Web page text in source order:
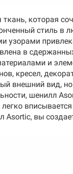
которая
стиль в
узорами
в
и
кресел,
внешний вид,
шенилл
Asortic, вы